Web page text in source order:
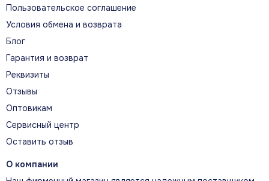
Пользовательское соглашение
Условия обмена и возврата
Блог
Гарантия и возврат
Реквизиты
Отзывы
Оптовикам
Сервисный центр
Оставить отзыв
О компании